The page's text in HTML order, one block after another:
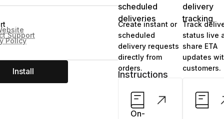
Support
Policy
Install
scheduled
deliveries
Create instant or
scheduled
delivery requests
directly from
orders.
delivery
tracking
Track
status live
share ETA
updates
customers.
Instructions
On-